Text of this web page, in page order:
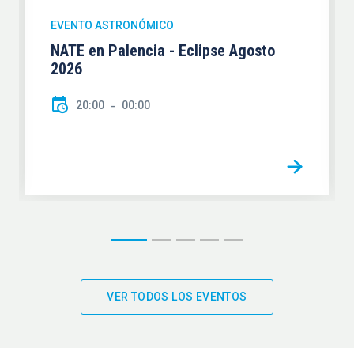
EVENTO ASTRONÓMICO
NATE en Palencia - Eclipse Agosto
2026
20:00 00:00
VER TODOS LOS EVENTOS